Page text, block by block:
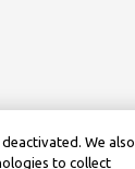
We also
to collect